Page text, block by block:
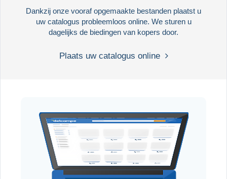
Dankzij onze vooraf opgemaakte bestanden plaatst u
uw catalogus probleemloos online. We sturen u
dagelijks de biedingen van kopers door.
Plaats uw catalogus online